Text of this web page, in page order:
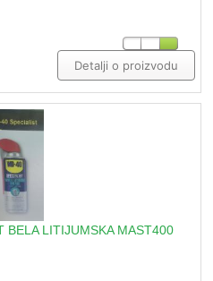
Detalji o proizvodu
BELA LITIJUMSKA MAST400